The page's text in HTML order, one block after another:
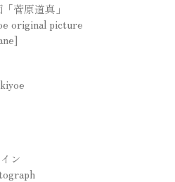
菅原道真」
original picture
ン